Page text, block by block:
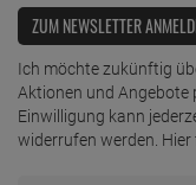
ZUM NEWSLETTER
Ich möchte zukünftig
Aktionen und Angebote
Einwilligung kann
widerrufen werden. Hier